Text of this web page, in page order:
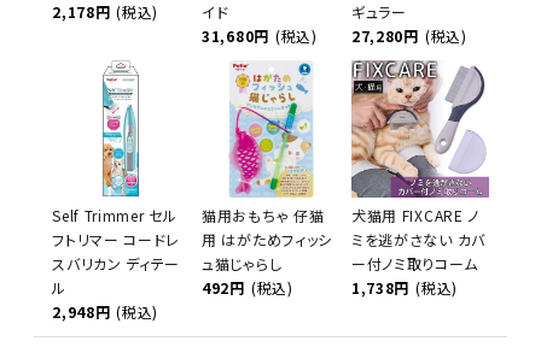
2,178円 (税込)
イド
31,680円 (税込)
ギュラー
27,280円 (税込)
Self Trimmer セル
フトリマー コードレ
スバリカン ディテー
ル
2,948円 (税込)
猫用おもちゃ 仔猫
用 はがためフィッシ
ュ猫じゃらし
492円 (税込)
犬猫用 FIXCARE ノ
ミを逃がさない カバ
ー付ノミ取りコーム
1,738円 (税込)